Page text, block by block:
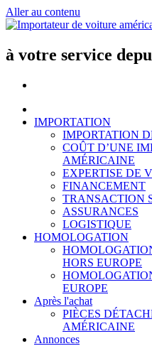
Aller au contenu
à votre service
IMPORTATION
IMPORTATION
COÛT D’UNE
AMÉRICAINE
EXPERTISE DE
FINANCEMENT
TRANSACTION
ASSURANCES
LOGISTIQUE
HOMOLOGATION
HORS EUROPE
EUROPE
Après l'achat
PIÈCES
AMÉRICAINE
Annonces